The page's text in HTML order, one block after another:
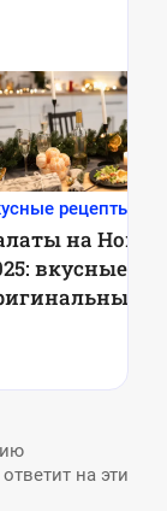
рецепты
на
вкусные и
на эти